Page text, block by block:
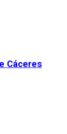
Cáceres